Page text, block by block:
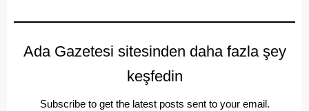
Ada Gazetesi sitesinden daha fazla şey
keşfedin
Subscribe to get the latest posts sent to your email.